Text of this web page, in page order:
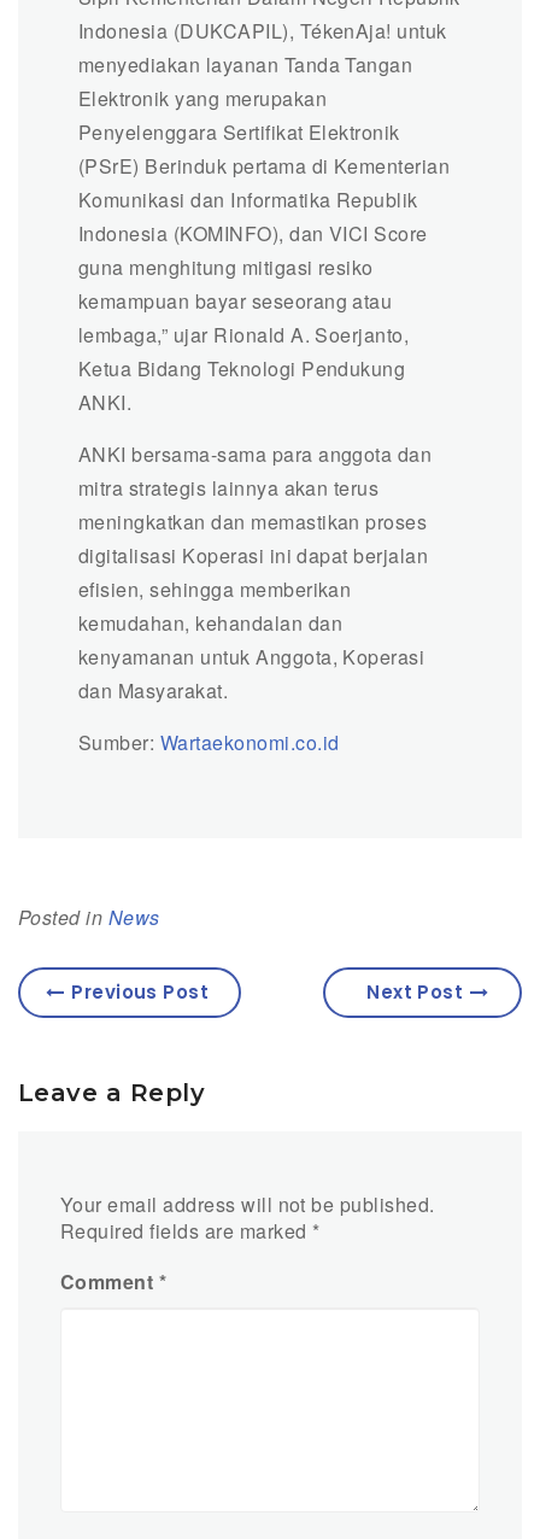
Indonesia (DUKCAPIL), TékenAja! untuk
menyediakan layanan Tanda Tangan
Elektronik yang merupakan
Penyelenggara Sertifikat Elektronik
(PSrE) Berinduk pertama di Kementerian
Komunikasi dan Informatika Republik
Indonesia (KOMINFO), dan VICI Score
guna menghitung mitigasi resiko
kemampuan bayar seseorang atau
lembaga,” ujar Rionald A. Soerjanto,
Ketua Bidang Teknologi Pendukung
ANKI.
ANKI bersama-sama para anggota dan
mitra strategis lainnya akan terus
meningkatkan dan memastikan proses
digitalisasi Koperasi ini dapat berjalan
efisien, sehingga memberikan
kemudahan, kehandalan dan
kenyamanan untuk Anggota, Koperasi
dan Masyarakat.
Sumber: Wartaekonomi.co.id
Posted in News
Previous Post Next Post
Leave a Reply
Your email address will not be published.
Required fields are marked *
Comment *